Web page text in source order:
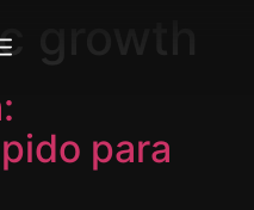
growth
para